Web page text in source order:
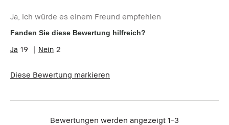
Hauttyp
Ölig
Hautton
Hell - Mittel
Hautbedürfnis(se)
Produktvorteile
Natürlicher Glow, Rasche
Ja, ich würde es einem Freund empfehlen
Fanden Sie diese Bewertung hilfreich?
19 2
Diese Bewertung markieren
Bewertungen werden angezeigt 1-3